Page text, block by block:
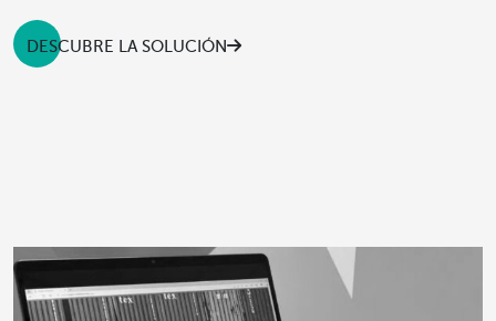
DESCUBRE LA SOLUCIÓN